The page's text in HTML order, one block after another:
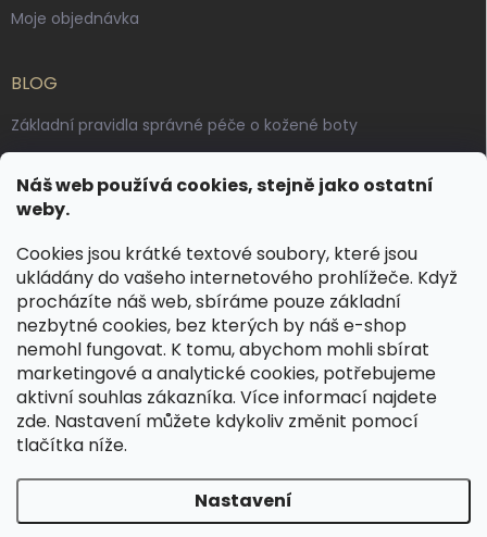
Náš web používá cookies, stejně jako ostatní
weby.
Cookies jsou krátké textové soubory, které jsou
ukládány do vašeho internetového prohlížeče. Když
procházíte náš web, sbíráme pouze základní
nezbytné cookies, bez kterých by náš e-shop
nemohl fungovat. K tomu, abychom mohli sbírat
marketingové a analytické cookies, potřebujeme
aktivní souhlas zákazníka. Více informací najdete
zde. Nastavení můžete kdykoliv změnit pomocí
tlačítka níže.
Nastavení
Moje objednávka
BLOG
Základní pravidla správné péče o kožené boty
Výroba českých kožených opasků: vůně pravé kůže, dotek
řemesla
KONTAKT
dotazy@spongr.cz
+420 776 663 962
https://www.facebook.com/spongr.cz
spongr.cz